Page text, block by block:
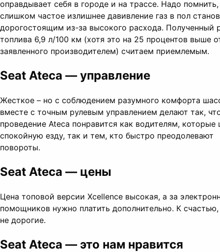
оправдывает себя в городе и на трассе. Надо помнить,
слишком частое излишнее давивление газ в пол
дорогостоящим из-за высокого расхода. Полученный
топлива 6,9 л/100 км (хотя это на 25 процентов выше
заявленного производителем) считаем приемлемым.
Seat Ateca — управление
Жесткое – но с соблюдением разумного комфорта
вместе с точным рулевым управлением делают так,
проведение Ateca понравится как водителям, которые
спокойную езду, так и тем, кто быстро преодолевают
повороты.
Seat Ateca — цены
Цена топовой версии Xcellence высокая, а за
помощников нужно платить дополнительно. К
не дорогие.
Seat Ateca — это нам нравится